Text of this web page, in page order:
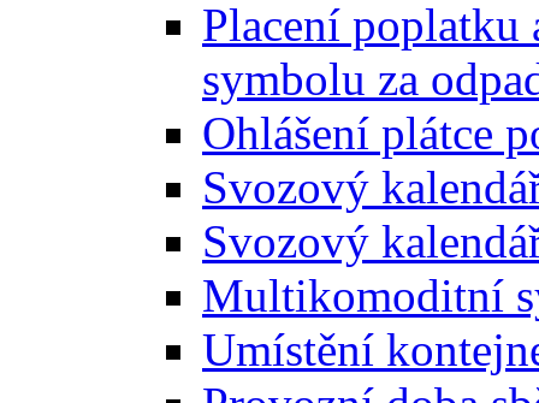
Placení poplatku
symbolu za
Ohlášení plátce
Svozový
Svozový
Multikomoditní
Umístění